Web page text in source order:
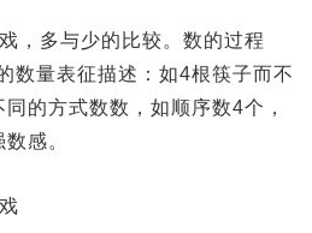
，多与少的比较。数的过程
数量表征描述：如4根筷子而不
的方式数数，如顺序数4个，
感。